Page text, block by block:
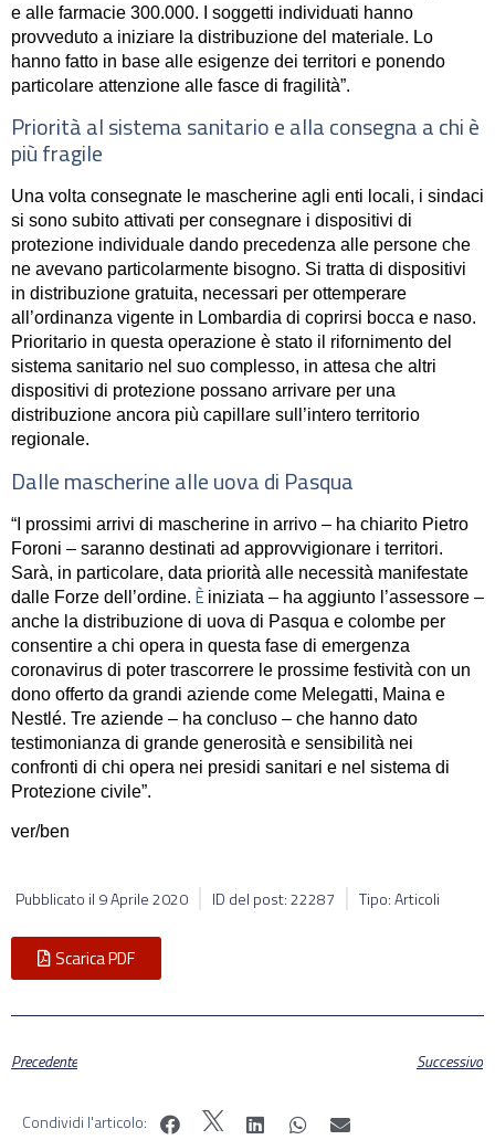
e alle farmacie 300.000. I soggetti individuati hanno
provveduto a iniziare la distribuzione del materiale. Lo
hanno fatto in base alle esigenze dei territori e ponendo
particolare attenzione alle fasce di fragilità”.
Priorità al sistema sanitario e alla consegna a chi è
più fragile
Una volta consegnate le mascherine agli enti locali, i sindaci
si sono subito attivati per consegnare i dispositivi di
protezione individuale dando precedenza alle persone che
ne avevano particolarmente bisogno. Si tratta di dispositivi
in distribuzione gratuita, necessari per ottemperare
all’ordinanza vigente in Lombardia di coprirsi bocca e naso.
Prioritario in questa operazione è stato il rifornimento del
sistema sanitario nel suo complesso, in attesa che altri
dispositivi di protezione possano arrivare per una
distribuzione ancora più capillare sull’intero territorio
regionale.
Dalle mascherine alle uova di Pasqua
“I prossimi arrivi di mascherine in arrivo – ha chiarito Pietro
Foroni – saranno destinati ad approvvigionare i territori.
Sarà, in particolare, data priorità alle necessità manifestate
dalle Forze dell’ordine. È iniziata – ha aggiunto l’assessore –
anche la distribuzione di uova di Pasqua e colombe per
consentire a chi opera in questa fase di emergenza
coronavirus di poter trascorrere le prossime festività con un
dono offerto da grandi aziende come Melegatti, Maina e
Nestlé. Tre aziende – ha concluso – che hanno dato
testimonianza di grande generosità e sensibilità nei
confronti di chi opera nei presidi sanitari e nel sistema di
Protezione civile”.
ver/ben
Pubblicato il 9 Aprile 2020 ID del post: 22287 Tipo: Articoli
Scarica PDF
Precedente Successivo
Condividi l'articolo: